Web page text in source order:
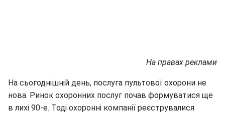
На правах реклами
На сьогоднішній день, послуга пультової охорони не
нова. Ринок охоронних послуг почав формуватися ще
в лихі 90-е. Тоді охоронні компанії реєструвалися